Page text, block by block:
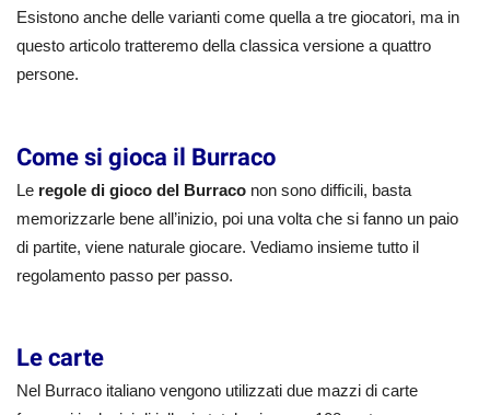
Esistono anche delle varianti come quella a tre giocatori, ma in
questo articolo tratteremo della classica versione a quattro
persone.
Come si gioca il Burraco
Le regole di gioco del Burraco non sono difficili, basta
memorizzarle bene all’inizio, poi una volta che si fanno un paio
di partite, viene naturale giocare. Vediamo insieme tutto il
regolamento passo per passo.
Le carte
Nel Burraco italiano vengono utilizzati due mazzi di carte